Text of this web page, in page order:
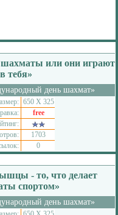
или они играют
в тебя»
день шахмат»
650 Х 325
free
1703
0
- то, что делает
спортом»
день шахмат»